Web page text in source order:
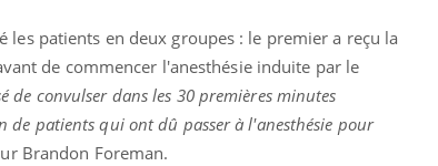
les patients en deux groupes : le premier a reçu la
de commencer l'anesthésie induite par le
de convulser dans les 30 premières minutes
patients qui ont dû passer à l'anesthésie pour
Brandon Foreman.